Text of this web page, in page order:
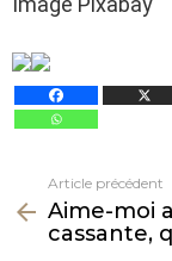
plus
Article précédent
Aime-moi
cassante,